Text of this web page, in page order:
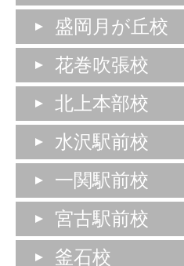
盛岡月が丘校
花巻吹張校
北上本部校
水沢駅前校
一関駅前校
宮古駅前校
釜石校